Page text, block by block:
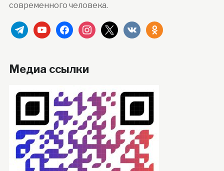
современного человека.
telegramyoutubefacebookinstagram
x vkontakteodnoklassniki
Медиа ссылки